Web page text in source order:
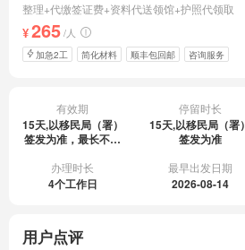
整理+代缴签证费+资料代送领馆+护照代领取
¥265/人
加急2工 简化材料 顺丰包回邮 咨询服务
有效期
15天,以移民局（署）
签发为准，最长不超
停留时长
15天,以移民局（署）
签发为准
办理时长
4个工作日
最早出发日期
2026-08-14
用户点评